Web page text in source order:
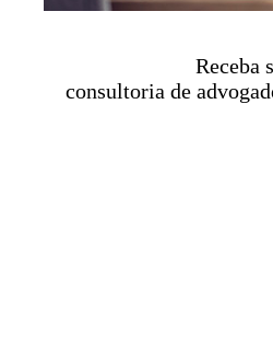
Receba
consultoria de